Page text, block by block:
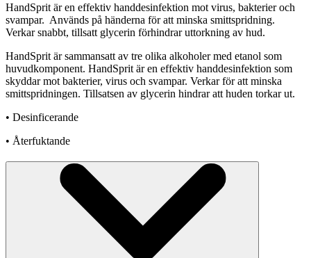
HandSprit är en effektiv handdesinfektion mot virus, bakterier och
svampar. Används på händerna för att minska smittspridning.
Verkar snabbt, tillsatt glycerin förhindrar uttorkning av hud.
HandSprit är sammansatt av tre olika alkoholer med etanol som
huvudkomponent. HandSprit är en effektiv handdesinfektion som
skyddar mot bakterier, virus och svampar. Verkar för att minska
smittspridningen. Tillsatsen av glycerin hindrar att huden torkar ut.
• Desinficerande
• Återfuktande